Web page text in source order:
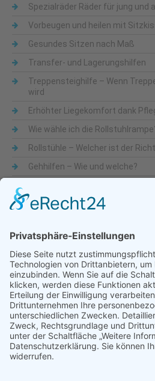
Spezialräder Räder für jung und
Vorbeugen und heilen mit
Gesundes Sitzen nach Maß
Transfer- und Lagerungshilfen
Treppensteighilfe – Wenn
wird
Erhöhter Liegekomfort dank
Wie wähle ich die
Rollstühle – Welcher ist der
Gehhilfen – Wie und welche?
Beliebte
Adaptionsmöglichkeit Aktiv-Rollstühle
für die Küche Automatische Türöffner Bad
Bewegungseingeschränkung
druckentlastende
Füße Gehfähigkeit